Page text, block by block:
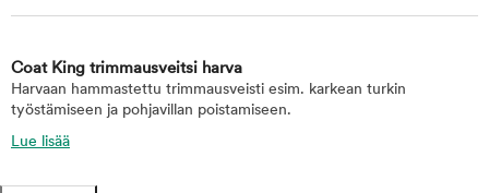
Coat King trimmausveitsi harva
Harvaan hammastettu trimmausveisti esim. karkean turkin
työstämiseen ja pohjavillan poistamiseen.
Lue lisää